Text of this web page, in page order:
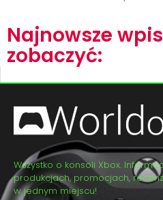
Najnowsze
zobaczyć:
Wszystko o konsoli Xbox.
produkcjach, promocjach,
w jednym miejscu!